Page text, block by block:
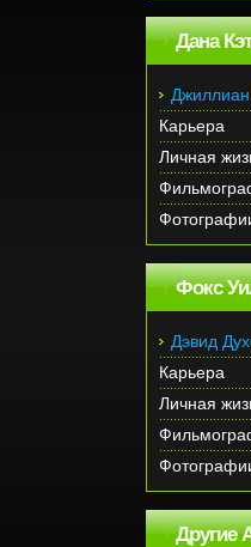
Дана
Карьера
Личная
Фокс
Дэвид
Карьера
Личная
Другие